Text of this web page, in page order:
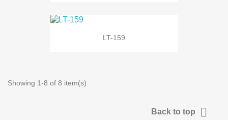
LT-159
Showing 1-8 of 8 item(s)
Back to top 